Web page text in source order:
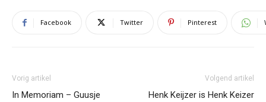
Facebook Twitter Pinterest
Vorig artikel
In Memoriam – Guusje
Volgend artikel
Henk Keijzer is Henk Keizer